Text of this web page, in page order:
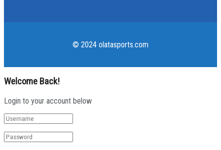
© 2024 olatasports.com
Welcome Back!
Login to your account below